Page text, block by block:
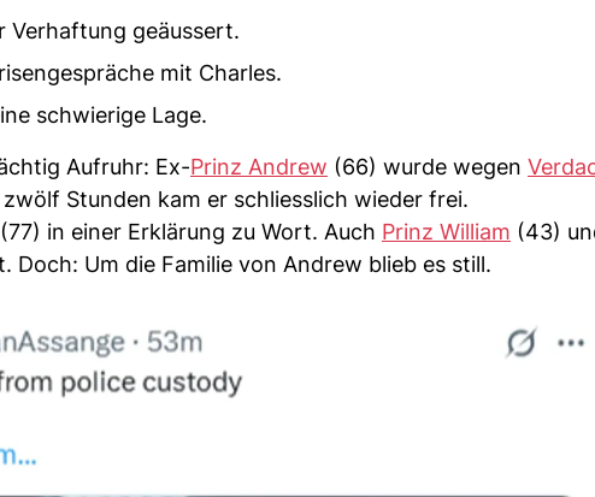
Verhaftung geäussert.
mit Charles.
schwierige Lage.
Aufruhr: Ex-Prinz Andrew (66) wurde wegen
Stunden kam er schliesslich wieder frei.
(77) in einer Erklärung zu Wort. Auch Prinz William (43)
Um die Familie von Andrew blieb es still.